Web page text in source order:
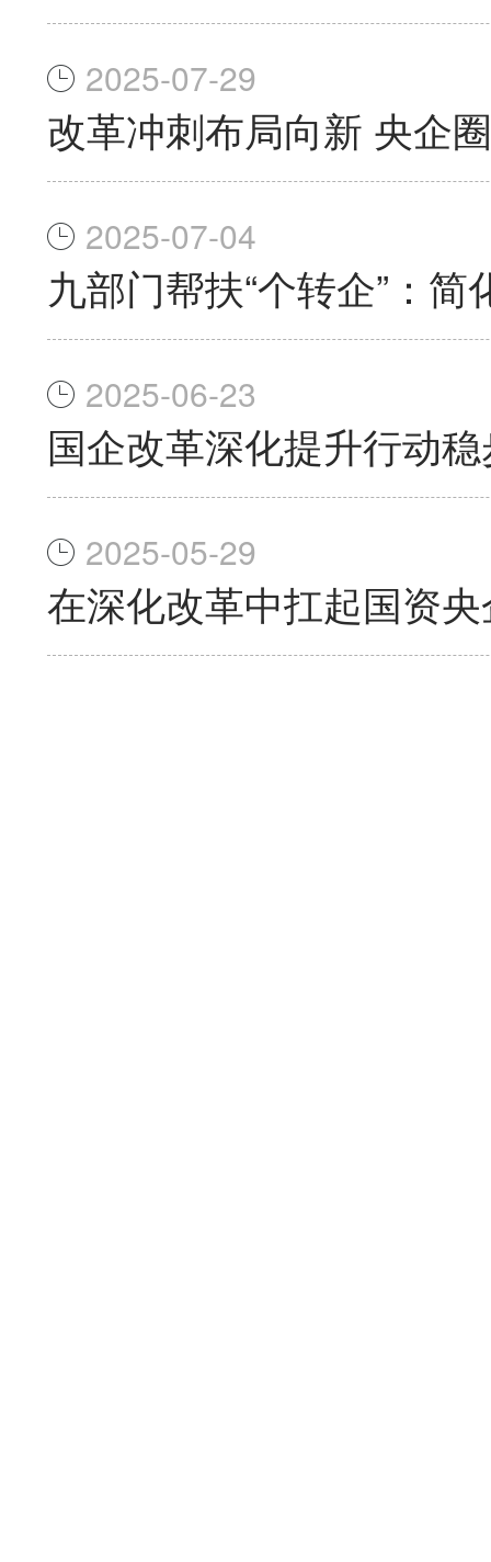
2025-07-29
改革冲刺布局向新 央企
2025-07-04
九部门帮扶“个转企”：
2025-06-23
国企改革深化提升行动
2025-05-29
在深化改革中扛起国资